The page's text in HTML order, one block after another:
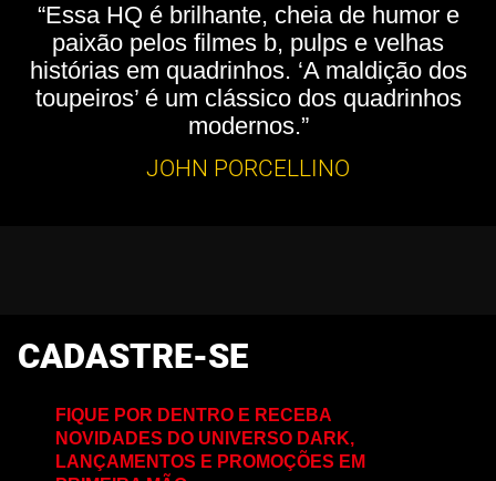
“Essa HQ é brilhante, cheia de humor e
paixão pelos filmes b, pulps e velhas
histórias em quadrinhos. ‘A maldição dos
toupeiros’ é um clássico dos quadrinhos
modernos.”
JOHN PORCELLINO
CADASTRE-SE
FIQUE POR DENTRO E RECEBA
NOVIDADES DO UNIVERSO DARK,
LANÇAMENTOS E PROMOÇÕES EM